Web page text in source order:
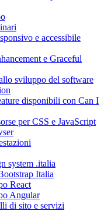
e accessibile
e Graceful
sviluppo del software
disponibili con Can I
per CSS e JavaScript
system .italia
Italia
React
Angular
di sito e servizi